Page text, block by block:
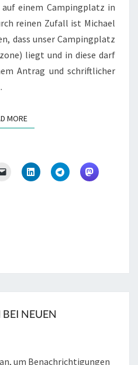
auf einem Campingplatz in
reinen Zufall ist Michael
dass unser Campingplatz
liegt und in diese darf
Antrag und schriftlicher
MOREREAD MORE
NEUEN
um Benachrichtigungen